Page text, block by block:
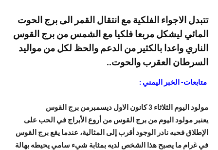
تتبدل الاجواء الفلكية مع انتقال القمر الى برج الحوت
المائي ليشكل مربعا فلكيا مع الشمس من برج القوس
الناري واعدا بالكثير من الدعم والحظ لكل من مواليد
السرطان العقرب والحوت..
متابعات- الخبر اليمني :
مولود اليوم الثلاثاء 3 كانون الاول ديسمبرمن برج القوس
يعنبر مولود اليوم من برج القوس من أروع الأبراج في الحب على
الإطلاق فحبه نادر الوجود أقرب إلى المثالية، عندما يقع برج القوس
في غرام ما يصبح هذا الشخص لديه بمثابة شيء سامي يحيطه بهالة